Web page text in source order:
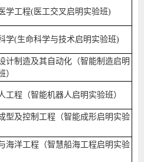
学工程(医工交叉启明实验班)
学(生命科学与技术启明实验班)
计制造及其自动化（智能制造启明
）
工程（智能机器人启明实验班）
型及控制工程（智能成形启明实验
海洋工程（智慧船海工程启明实验